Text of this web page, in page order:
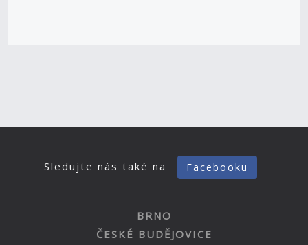
Sledujte nás také na Facebooku
BRNO
ČESKÉ BUDĚJOVICE